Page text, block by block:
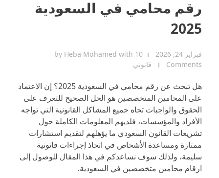
رقم محامي في السعودية
2025
فبراير 24, 2026 by Heba Mohamed with 10
Comments
قانوني
هل تبحث عن رقم محامي في السعودية 2025؟ إن الاعتماد
على المحامين المتخصصين هو الحل الصحيح للتعرف على
الحقوق والواجبات تجاه جميع المشاكل القانونية التي تواجه
الأفراد والمؤسسات، فلديهم المعلومات الكاملة حول
تشريعات القانون السعودي ما يؤهلهم لتقديم استشارات
ممتازة ومساعدة الأشخاص في اتخاذ إجراءات قانونية
سليمة، ولذلك سوف نساعدكم في هذا المقال للوصول إلى
ارقام محامين متخصصين في السعودية.